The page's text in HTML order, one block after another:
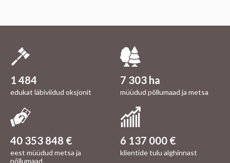
1 484
edukat läbiviidud oksjonit
7 303 ha
müüdud põllumaad ja metsa
40 353 848 €
eest müüdud metsa ja
põllumaad
6 137 000 €
klientide tulu alghinnast